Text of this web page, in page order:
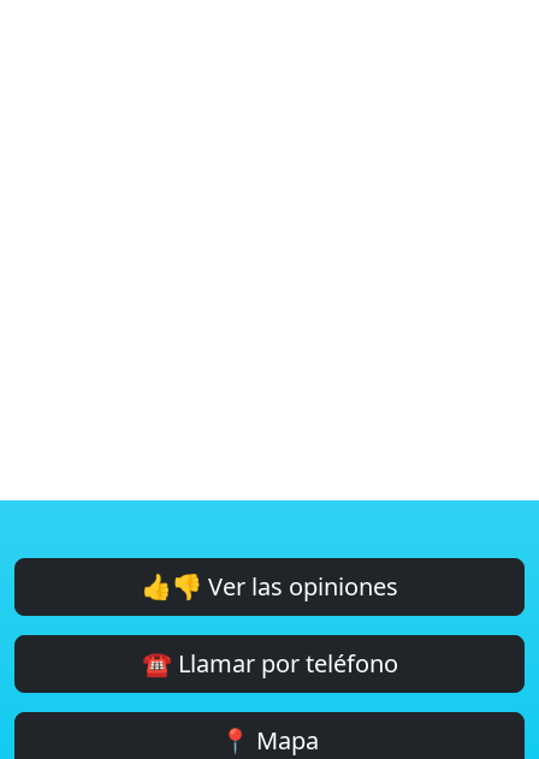
👍👎 Ver las opiniones
☎️ Llamar por teléfono
📍 Mapa